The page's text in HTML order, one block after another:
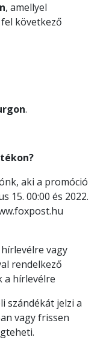
, amellyel
következő
.
aki a promóció
15. 00:00 és 2022.
vagy
rendelkező
a hírlevélre
szándékát jelzi a
vagy frissen